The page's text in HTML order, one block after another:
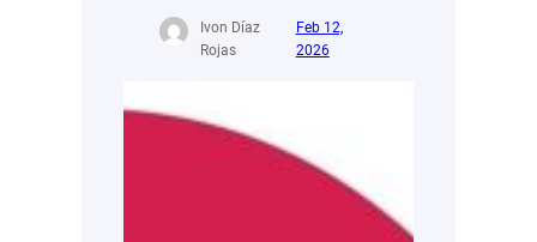
Ivon Díaz
Rojas
Feb 12,
2026